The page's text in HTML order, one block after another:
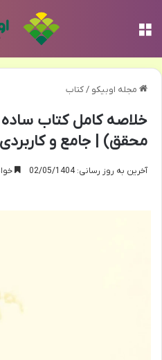
مجله اوبیکو /کتاب
خلاصه کامل کتاب
محقق) | جامع و کاربردی
آخرین به روز رسانی: 02/05/1404